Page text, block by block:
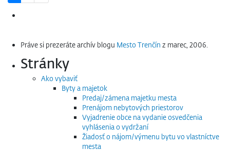
Práve si prezeráte archív blogu Mesto Trenčín z marec, 2006.
Stránky
Ako vybaviť
Byty a majetok
Predaj/zámena majetku mesta
Prenájom nebytových priestorov
Vyjadrenie obce na vydanie osvedčenia
vyhlásenia o vydržaní
Žiadosť o nájom/výmenu bytu vo vlastníctve
mesta